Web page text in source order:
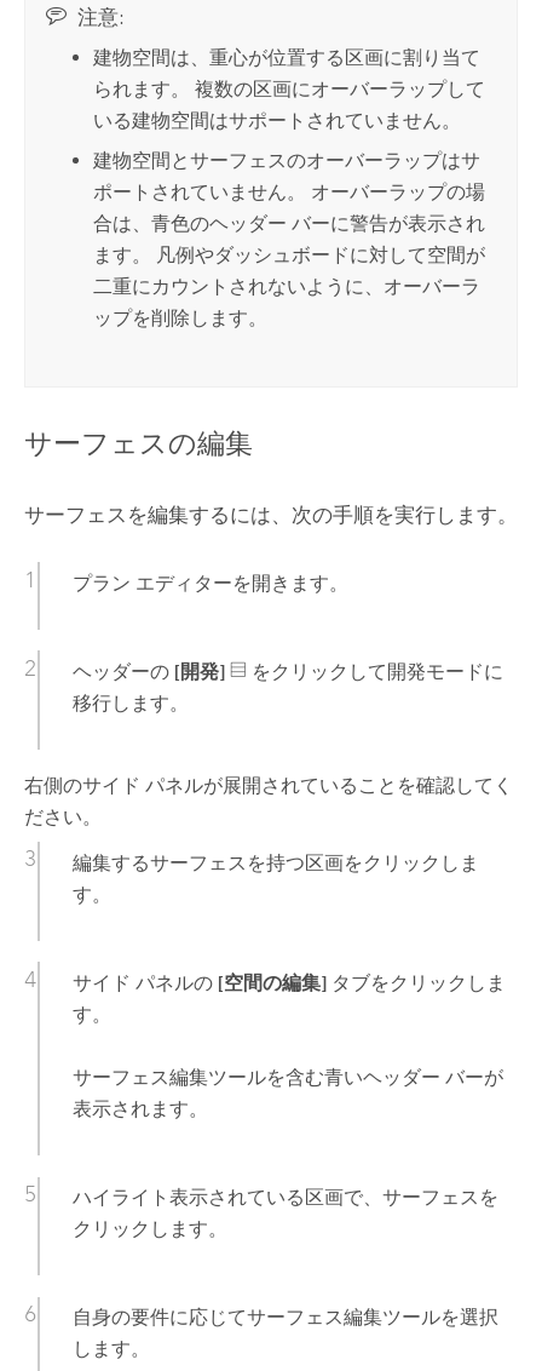
注意:
建物空間は、重心が位置する区画に割り当て
られます。 複数の区画にオーバーラップして
いる建物空間はサポートされていません。
建物空間とサーフェスのオーバーラップはサ
ポートされていません。 オーバーラップの場
合は、青色のヘッダー バーに警告が表示され
ます。 凡例やダッシュボードに対して空間が
二重にカウントされないように、オーバーラ
ップを削除します。
サーフェスの編集
サーフェスを編集するには、次の手順を実行します。
プラン エディターを開きます。
ヘッダーの [開発]
をクリックして開発モードに
移行します。
右側のサイド パネルが展開されていることを確認してく
ださい。
編集するサーフェスを持つ区画をクリックしま
す。
サイド パネルの [空間の編集]タブをクリックしま
す。
サーフェス編集ツールを含む青いヘッダー バーが
表示されます。
ハイライト表示されている区画で、サーフェスを
クリックします。
自身の要件に応じてサーフェス編集ツールを選択
します。